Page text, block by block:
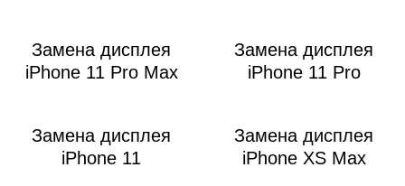
Замена дисплея
iPhone 11 Pro Max
Замена дисплея
iPhone 11 Pro
Замена дисплея
iPhone 11
Замена дисплея
iPhone XS Max